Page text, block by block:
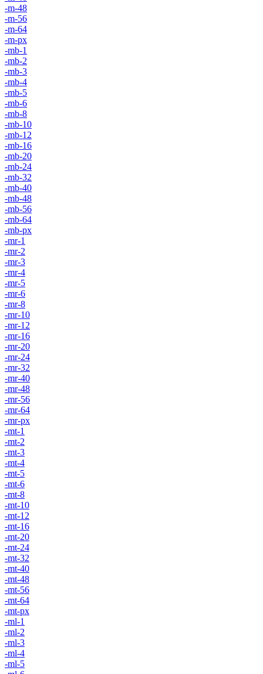
-m-48
-m-56
-m-64
-m-px
-mb-1
-mb-2
-mb-3
-mb-4
-mb-5
-mb-6
-mb-8
-mb-10
-mb-12
-mb-16
-mb-20
-mb-24
-mb-32
-mb-40
-mb-48
-mb-56
-mb-64
-mb-px
-mr-1
-mr-2
-mr-3
-mr-4
-mr-5
-mr-6
-mr-8
-mr-10
-mr-12
-mr-16
-mr-20
-mr-24
-mr-32
-mr-40
-mr-48
-mr-56
-mr-64
-mr-px
-mt-1
-mt-2
-mt-3
-mt-4
-mt-5
-mt-6
-mt-8
-mt-10
-mt-12
-mt-16
-mt-20
-mt-24
-mt-32
-mt-40
-mt-48
-mt-56
-mt-64
-mt-px
-ml-1
-ml-2
-ml-3
-ml-4
-ml-5